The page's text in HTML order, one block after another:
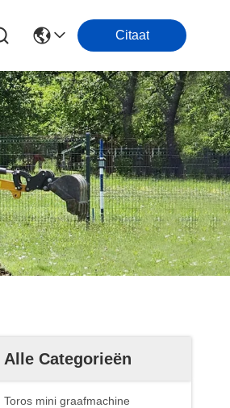
Citaat
Alle Categorieën
Toros mini graafmachine